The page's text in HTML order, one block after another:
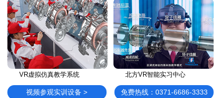
VR虚拟仿真教学系统 北方VR智能实习中心
视频参观实训设备 > 免费热线：0371-6686-3333